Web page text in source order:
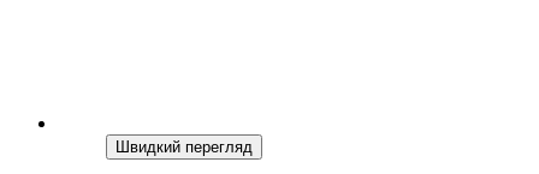
Швидкий перегляд